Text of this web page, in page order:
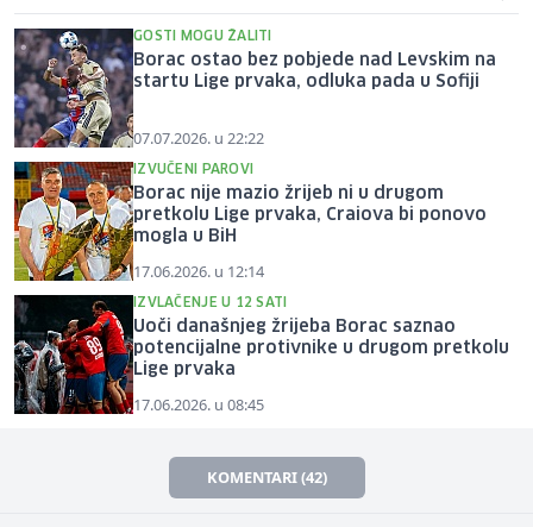
GOSTI MOGU ŽALITI
Borac ostao bez pobjede nad Levskim na
startu Lige prvaka, odluka pada u Sofiji
07.07.2026. u 22:22
IZVUČENI PAROVI
Borac nije mazio žrijeb ni u drugom
pretkolu Lige prvaka, Craiova bi ponovo
mogla u BiH
17.06.2026. u 12:14
IZVLAČENJE U 12 SATI
Uoči današnjeg žrijeba Borac saznao
potencijalne protivnike u drugom pretkolu
Lige prvaka
17.06.2026. u 08:45
KOMENTARI (42)